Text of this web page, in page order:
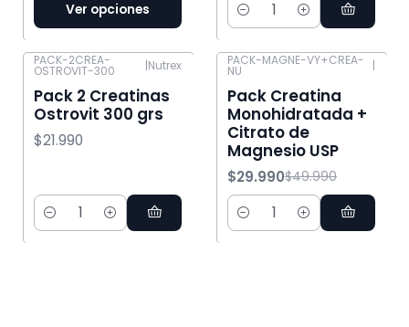
Ver opciones
Cantidad
PACK-2CREA-
OSTROVIT-300 |Nutrex
Pack 2 Creatinas
Ostrovit 300 grs
$21.990
Cantidad
-40% OFF
PACK-MAGNE-VY+CREA-
NU |
Pack Creatina
Monohidratada +
Citrato de
Magnesio USP
$29.990$49.990
Cantidad